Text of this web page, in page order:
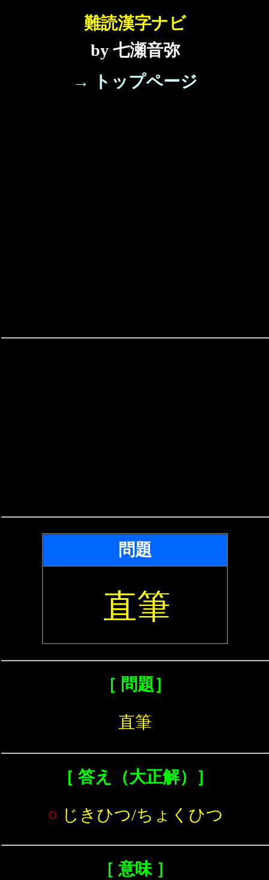
難読漢字ナビ
by 七瀬音弥
→ トップページ
問題
直筆
［ 問題］
直筆
［ 答え（大正解）］
○ じきひつ/ちょくひつ
［ 意味 ］